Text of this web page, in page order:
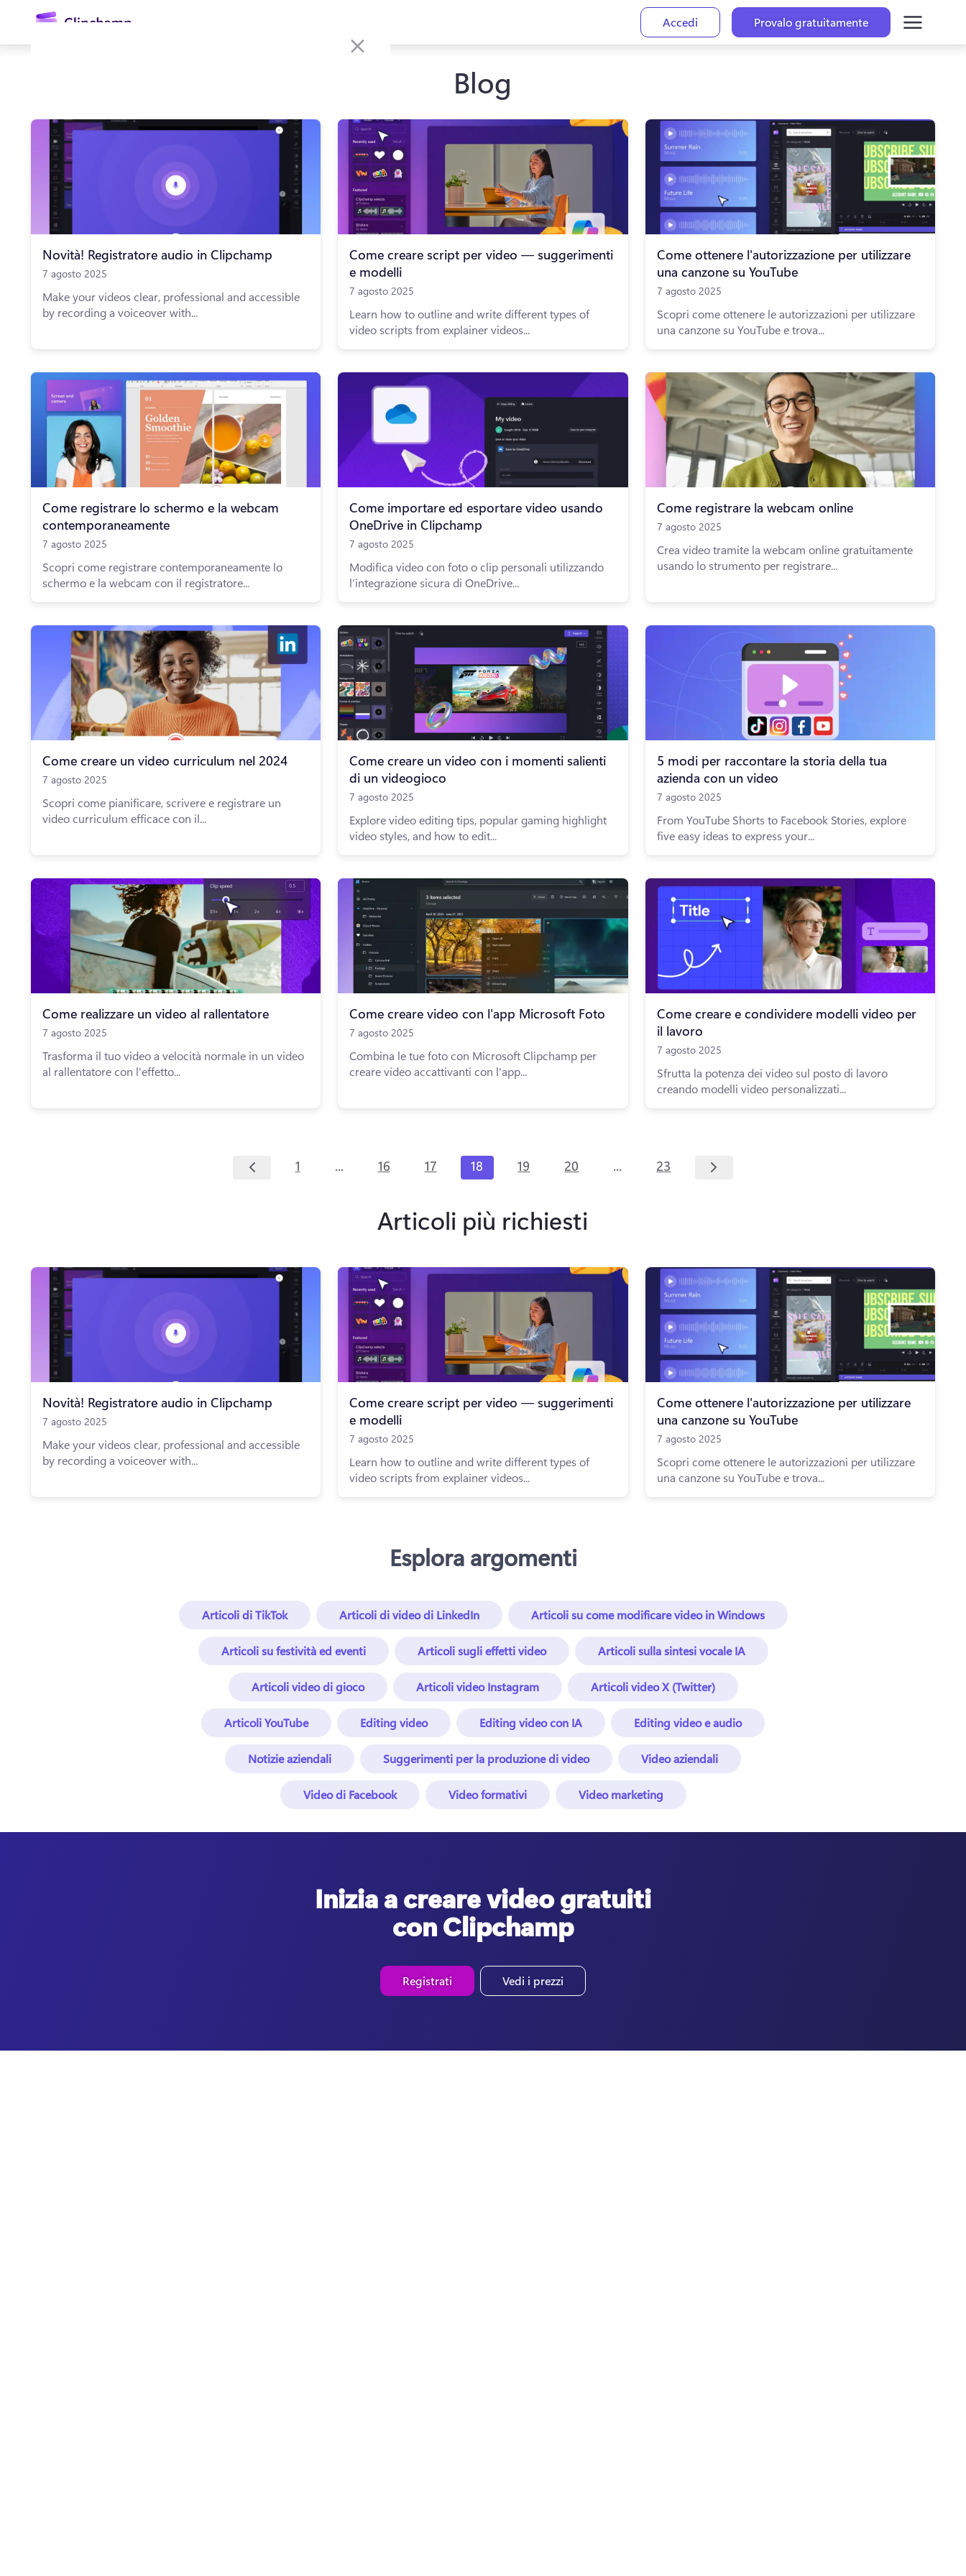
principale
Accedi Provalo gratuitamente
Blog
Novità! Registratore audio in Clipchamp
7 agosto 2025
Make your videos clear, professional and accessible
by recording a voiceover with...
Come creare script per video — suggerimenti
e modelli
7 agosto 2025
Learn how to outline and write different types of
video scripts from explainer videos...
Come ottenere l'autorizzazione per utilizzare
una canzone su YouTube
7 agosto 2025
Scopri come ottenere le autorizzazioni per utilizzare
una canzone su YouTube e trova...
Come registrare lo schermo e la webcam
contemporaneamente
7 agosto 2025
Scopri come registrare contemporaneamente lo
schermo e la webcam con il registratore...
Come importare ed esportare video usando
OneDrive in Clipchamp
7 agosto 2025
Modifica video con foto o clip personali utilizzando
l’integrazione sicura di OneDrive...
Come registrare la webcam online
7 agosto 2025
Crea video tramite la webcam online gratuitamente
usando lo strumento per registrare...
Come creare un video curriculum nel 2024
7 agosto 2025
Scopri come pianificare, scrivere e registrare un
video curriculum efficace con il...
Come creare un video con i momenti salienti
di un videogioco
7 agosto 2025
Explore video editing tips, popular gaming highlight
video styles, and how to edit...
5 modi per raccontare la storia della tua
azienda con un video
7 agosto 2025
From YouTube Shorts to Facebook Stories, explore
five easy ideas to express your...
Come realizzare un video al rallentatore
7 agosto 2025
Trasforma il tuo video a velocità normale in un video
al rallentatore con l'effetto...
Come creare video con l'app Microsoft Foto
7 agosto 2025
Combina le tue foto con Microsoft Clipchamp per
creare video accattivanti con l'app...
Come creare e condividere modelli video per
il lavoro
7 agosto 2025
Sfrutta la potenza dei video sul posto di lavoro
creando modelli video personalizzati...
1 ... 16 17 18 19 20 ... 23
Articoli più richiesti
Novità! Registratore audio in Clipchamp
7 agosto 2025
Make your videos clear, professional and accessible
by recording a voiceover with...
Come creare script per video — suggerimenti
e modelli
7 agosto 2025
Learn how to outline and write different types of
video scripts from explainer videos...
Come ottenere l'autorizzazione per utilizzare
una canzone su YouTube
7 agosto 2025
Scopri come ottenere le autorizzazioni per utilizzare
una canzone su YouTube e trova...
Esplora argomenti
Articoli di TikTok Articoli di video di LinkedIn Articoli su come modificare video in Windows
Articoli su festività ed eventi Articoli sugli effetti video Articoli sulla sintesi vocale IA
Articoli video di gioco Articoli video Instagram Articoli video X (Twitter)
Articoli YouTube Editing video Editing video con IA Editing video e audio
Notizie aziendali Suggerimenti per la produzione di video Video aziendali
Video di Facebook Video formativi Video marketing
Inizia a creare video gratuiti
con Clipchamp
Registrati Vedi i prezzi